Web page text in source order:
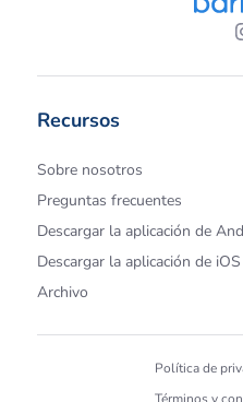
Recursos
Sobre nosotros
Preguntas frecuentes
Descargar la aplicación de
Descargar la aplicación de iOS
Archivo
Política de
Términos y